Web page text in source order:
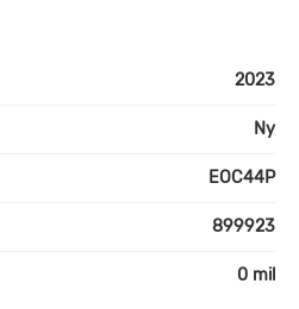
2023
Ny
EOC44P
899923
0 mil